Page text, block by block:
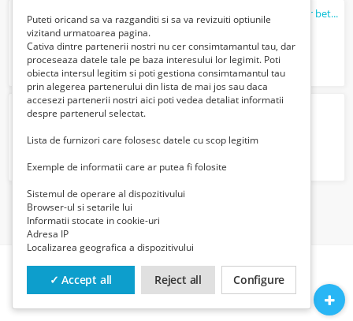
Meseriaşi construcţii (dulgher, zidar, fierar betonist) angajare legală + cazare
7000 Lei
Lacatus mecanic confectii metalice
Puteti oricand sa va razganditi si sa va revizuiti optiunile
vizitand urmatoarea pagina.
Cativa dintre partenerii nostri nu cer consimtamantul tau, dar
proceseaza datele tale pe baza interesului lor legimit. Poti
obiecta intersul legitim si poti gestiona consimtamantul tau
prin alegerea partenerului din lista de mai jos sau daca
accesezi partenerii nostri aici poti vedea detaliat informatii
despre partenerul selectat.
Lista de furnizori care folosesc datele cu scop legitim
Exemple de informatii care ar putea fi folosite
Sistemul de operare al dispozitivului
Browser-ul si setarile lui
Informatii stocate in cookie-uri
Adresa IP
Localizarea geografica a dispozitivului
✓ Accept all Reject all Configure